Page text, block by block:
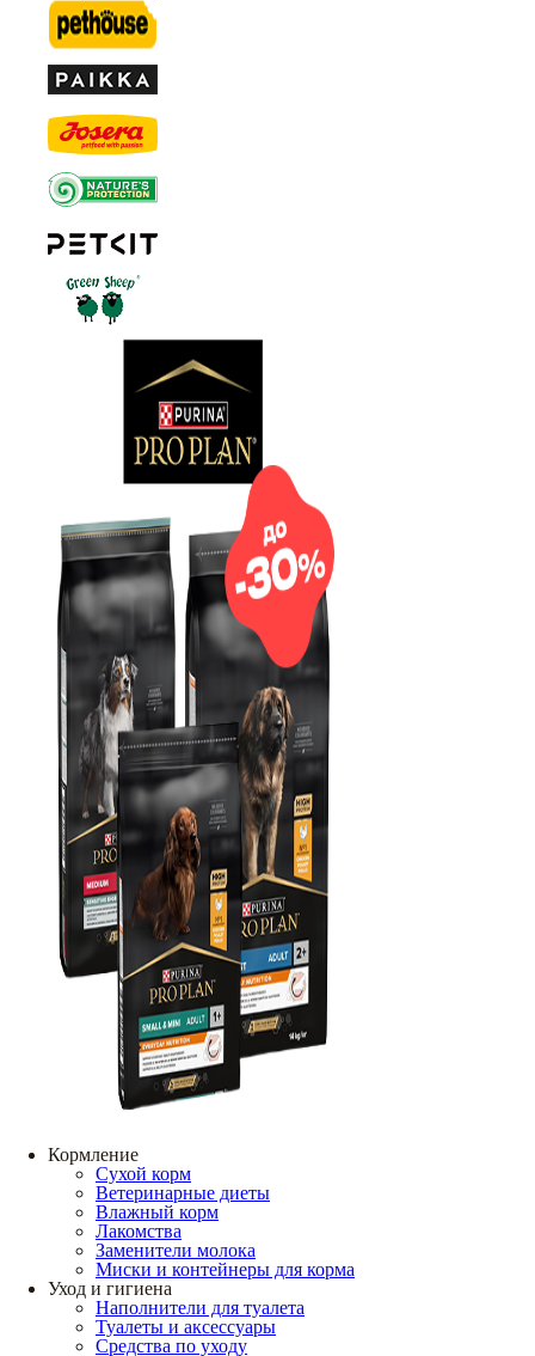
Кормление
Сухой корм
Ветеринарные диеты
Влажный корм
Лакомства
Заменители молока
Миски и контейнеры для корма
Уход и гигиена
Наполнители для туалета
Туалеты и аксессуары
Средства по уходу